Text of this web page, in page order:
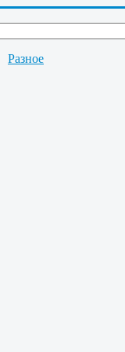
Разное